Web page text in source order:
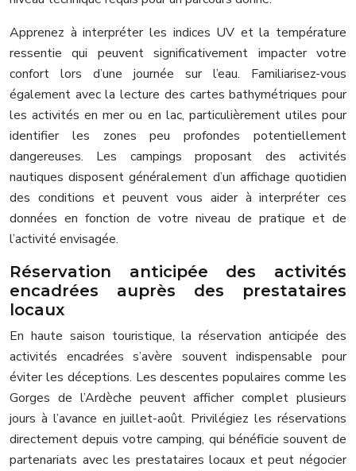
Apprenez à interpréter les indices UV et la température
ressentie qui peuvent significativement impacter votre
confort lors d’une journée sur l’eau. Familiarisez-vous
également avec la lecture des cartes bathymétriques pour
les activités en mer ou en lac, particulièrement utiles pour
identifier les zones peu profondes potentiellement
dangereuses. Les campings proposant des activités
nautiques disposent généralement d’un affichage quotidien
des conditions et peuvent vous aider à interpréter ces
données en fonction de votre niveau de pratique et de
l’activité envisagée.
Réservation anticipée des activités
encadrées auprès des prestataires
locaux
En haute saison touristique, la réservation anticipée des
activités encadrées s’avère souvent indispensable pour
éviter les déceptions. Les descentes populaires comme les
Gorges de l’Ardèche peuvent afficher complet plusieurs
jours à l’avance en juillet-août. Privilégiez les réservations
directement depuis votre camping, qui bénéficie souvent de
partenariats avec les prestataires locaux et peut négocier